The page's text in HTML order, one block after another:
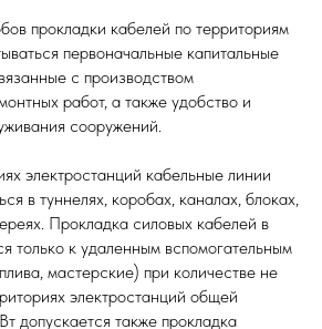
прокладки кабелей по территориям
первоначальные капитальные
с производством
работ, а также удобство и
сооружений.
электростанций кабельные линии
в туннелях, коробах, каналах, блоках,
Прокладка силовых кабелей в
только к удаленным вспомогательным
мастерские) при количестве не
электростанций общей
допускается также прокладка